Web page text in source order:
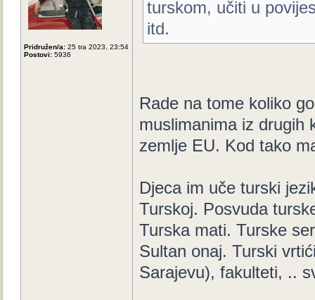
Pridružen/a: 25 tra 2023, 23:54
Postovi: 5936
turskom, učiti u
itd.
Rade na tome koliko
muslimanima iz drugih
zemlje EU. Kod tako
Djeca im uče turski
Turskoj. Posvuda
Turska mati. Turske
Sultan onaj. Turski
Sarajevu), fakulteti, ..